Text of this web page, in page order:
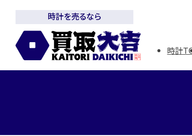
時計を売るなら
時計